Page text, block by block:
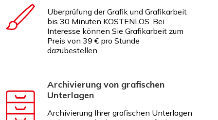
Überprüfung der Grafik und Grafikarbeit
bis 30 Minuten KOSTENLOS. Bei
Interesse können Sie Grafikarbeit zum
Preis von 39 € pro Stunde
dazubestellen.
Archivierung von grafischen
Unterlagen
Archivierung Ihrer grafischen Unterlagen